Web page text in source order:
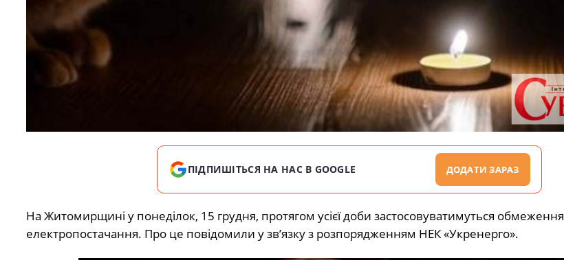
ПІДПИШІТЬСЯ НА НАС В GOOGLE ДОДАТИ ЗАРАЗ
На Житомирщині у понеділок, 15 грудня, протягом усієї доби застосовуватимуться обмеження
електропостачання. Про це повідомили у зв’язку з розпорядженням НЕК «Укренерго».